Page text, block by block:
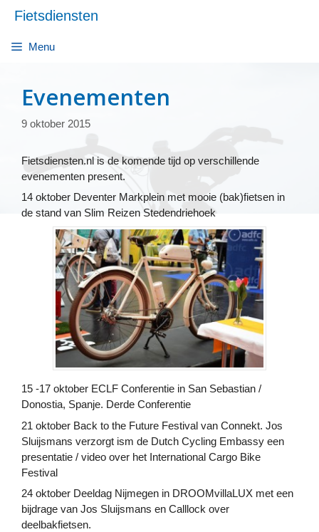
naar
inhoud
Fietsdiensten
Menu
Evenementen
9 oktober 2015
Fietsdiensten.nl is de komende tijd op verschillende
evenementen present.
14 oktober Deventer Markplein met mooie (bak)fietsen in
de stand van Slim Reizen Stedendriehoek
15 -17 oktober ECLF Conferentie in San Sebastian /
Donostia, Spanje. Derde Conferentie
21 oktober Back to the Future Festival van Connekt. Jos
Sluijsmans verzorgt ism de Dutch Cycling Embassy een
presentatie / video over het International Cargo Bike
Festival
24 oktober Deeldag Nijmegen in DROOMvillaLUX met een
bijdrage van Jos Sluijsmans en Calllock over
deelbakfietsen.